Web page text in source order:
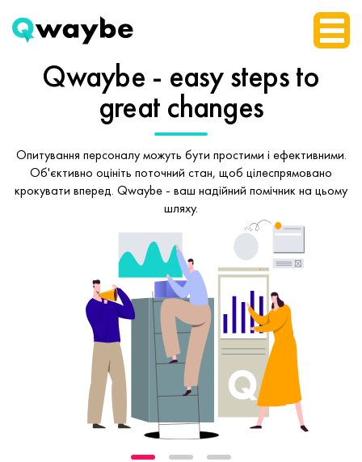
Qwaybe - easy stepsto
great changes
Опитування персоналу можуть бути простими і ефективними.
Об'єктивно оцініть поточний стан, щоб цілеспрямовано
крокувати вперед. Qwaybe - ваш надійний помічник на цьому
шляху.